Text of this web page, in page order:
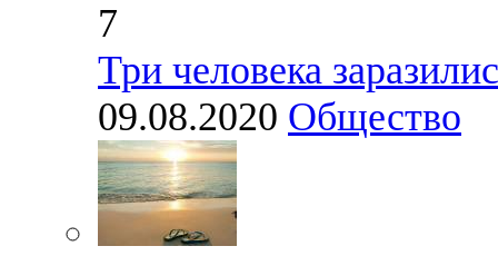
7
Три человека
09.08.2020 Общество